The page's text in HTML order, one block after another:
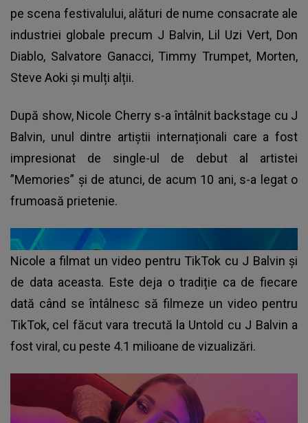
pe scena festivalului, alături de nume consacrate ale
industriei globale precum J Balvin, Lil Uzi Vert, Don
Diablo, Salvatore Ganacci, Timmy Trumpet, Morten,
Steve Aoki și mulți alții.
După show, Nicole Cherry s-a întâlnit backstage cu J
Balvin, unul dintre artiștii internaționali care a fost
impresionat de single-ul de debut al artistei
”Memories” și de atunci, de acum 10 ani, s-a legat o
frumoasă prietenie.
Nicole a filmat un video pentru TikTok cu J Balvin și
de data aceasta. Este deja o tradiție ca de fiecare
dată când se întâlnesc să filmeze un video pentru
TikTok, cel făcut vara trecută la Untold cu J Balvin a
fost viral, cu peste 4.1 milioane de vizualizări.